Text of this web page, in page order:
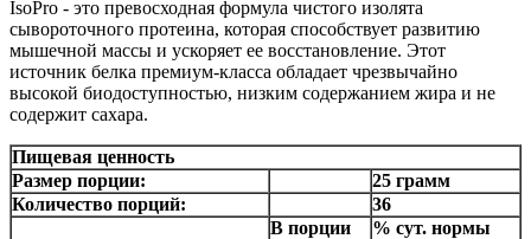
IsoPro - это превосходная формула чистого изолята
сывороточного протеина, которая способствует развитию
мышечной массы и ускоряет ее восстановление. Этот
источник белка премиум-класса обладает чрезвычайно
высокой биодоступностью, низким содержанием жира и не
содержит сахара.
Пищевая ценность
Размер порции:
25 грамм
Количество порций:
36
В порции
% сут. нормы